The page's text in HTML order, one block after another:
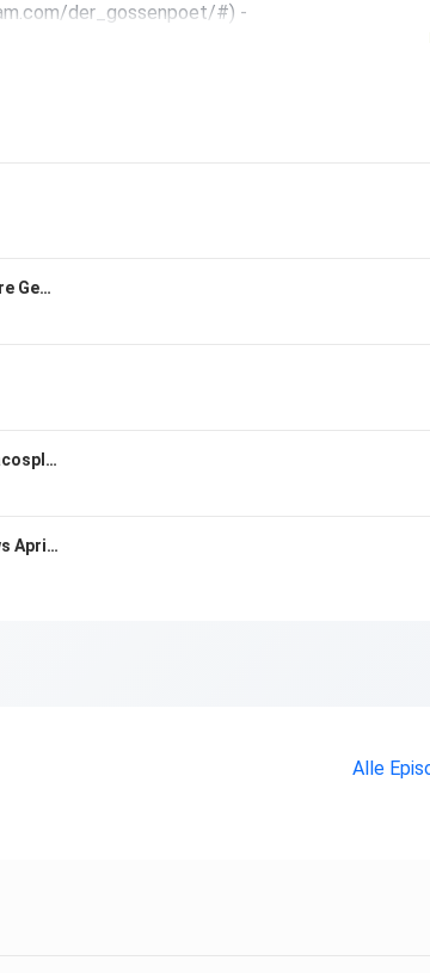
der_gossenpoet/#) -
bei den nächsten Episoden
Show Clips by
The Mandalorian & Grogu - Unsere Gedanken
Cos-Talk Episode 60 - mit elandacosplay & shadow.props
Heir to the Empire Podcast - News April 2026
Alle